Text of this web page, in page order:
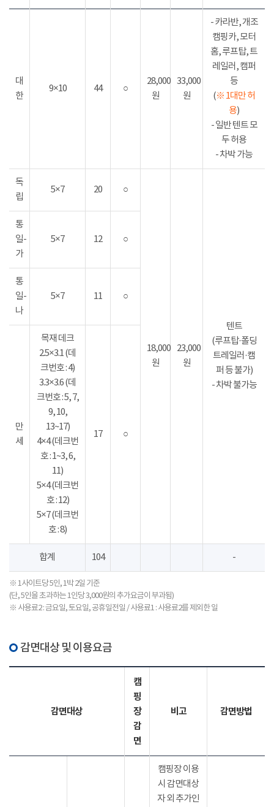
대
한
9×10 44 ○
28,000
원
33,000
원
- 카라반, 개조
캠핑카, 모터
홈, 루프탑, 트
레일러, 캠퍼
등
(※ 1대만 허
용)
- 일반 텐트 모
두 허용
- 차박 가능
독
립
5×7 20 ○
18,000
원
23,000
원
텐트
(루프탑·폴딩
트레일러·캠
퍼 등 불가)
- 차박 불가능
통
일-
가
5×7 12 ○
통
일-
나
5×7 11 ○
만
세
목재 데크
2.5×3.1 (데
크번호 : 4)
3.3×3.6 (데
크번호 : 5, 7,
9, 10,
13~17)
4×4 (데크번
호 : 1~3, 6,
11)
5×4 (데크번
호 : 12)
5×7 (데크번
호 : 8)
17 ○
합계 104 -
※ 1사이트당 5인, 1박 2일 기준
(단, 5인을 초과하는 1인당 3,000원의 추가요금이 부과됨)
※ 사용료2 : 금요일, 토요일, 공휴일전일 / 사용료1 : 사용료2를 제외한 일
감면대상 및 이용요금
감면대상
캠
핑
장
감
면
비고 감면방법
캠핑장 이용
시 감면대상
자 외 추가인